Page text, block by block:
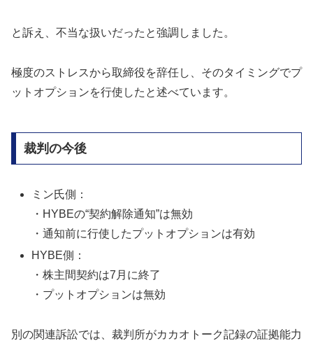
と訴え、不当な扱いだったと強調しました。
極度のストレスから取締役を辞任し、そのタイミングでプ
ットオプションを行使したと述べています。
裁判の今後
ミン氏側：
・HYBEの“契約解除通知”は無効
・通知前に行使したプットオプションは有効
HYBE側：
・株主間契約は7月に終了
・プットオプションは無効
別の関連訴訟では、裁判所がカカオトーク記録の証拠能力